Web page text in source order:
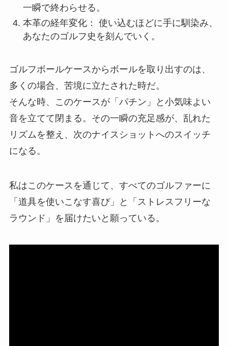
一瞬で終わらせる。
本革の経年変化： 使い込むほどに手に馴染み、
あなたのゴルフ史を刻んでいく。
ゴルフボールケースからボールを取り出すのは、
多くの場合、苦境に立たされた時だ。
そんな時、このケースが「パチン」と小気味よい
音を立てて閉まる。その一瞬の充足感が、乱れた
リズムを整え、次のナイスショットへのスイッチ
になる。
私はこのケースを通じて、すべてのゴルファーに
「道具を使いこなす喜び」と「ストレスフリーな
ラウンド」を届けたいと願っている。